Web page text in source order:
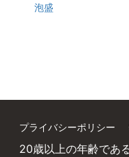
泡盛
プライバシーポリシー
20歳以上の年齢であ